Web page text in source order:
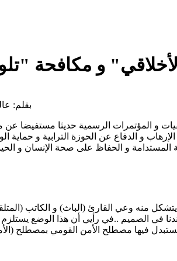
و المؤتمرات الرسمية حديثا مستفيضا
و الدفاع عن الحوزة الترابية و حماية
منه وعي القارئ (الباث) و الكاتب
في الصميم ..في رأيي أن هذا الوضع